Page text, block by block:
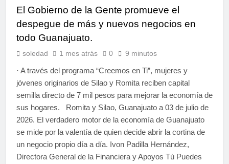
El Gobierno de la Gente promueve el
despegue de más y nuevos negocios en
todo Guanajuato.
soledad 1 mes atrás 0 9 minutos
· A través del programa “Creemos en Ti”, mujeres y
jóvenes originarios de Silao y Romita reciben capital
semilla directo de 7 mil pesos para mejorar la economía de
sus hogares. Romita y Silao, Guanajuato a 03 de julio de
2026. El verdadero motor de la economía de Guanajuato
se mide por la valentía de quien decide abrir la cortina de
un negocio propio día a día. Ivon Padilla Hernández,
Directora General de la Financiera y Apoyos Tú Puedes